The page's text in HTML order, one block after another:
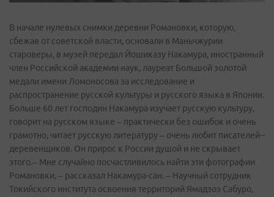
В начале нулевых снимки деревни Романовки, которую,
сбежав от советской власти, основали в Маньчжурии
староверы, в музей передал Йошиказу Накамура, иностранный
член Российской академии наук, лауреат Большой золотой
медали имени Ломоносова за исследование и
распространение русской культуры и русского языка в Японии.
Больше 60 лет господин Накамура изучает русскую культуру,
говорит на русском языке – практически без ошибок и очень
грамотно, читает русскую литературу – очень любит писателей-­
деревенщиков. Он прирос к России душой и не скрывает
этого.– Мне случайно посчастливилось найти эти фотографии
Романовки, – рассказал Накамура­-сан. – Научный сотрудник
Токийского института освоения территорий Ямадзоэ Сабуро,